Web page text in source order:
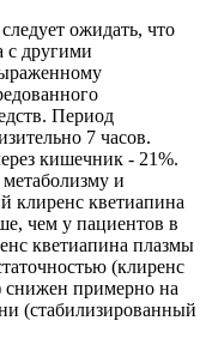
ожидать, что
с другими
Период
7 часов.
кишечник - 21%.
и
клиренс кветиапина
чем у пациентов в
кветиапина плазмы
(клиренс
примерно на
(стабилизированный